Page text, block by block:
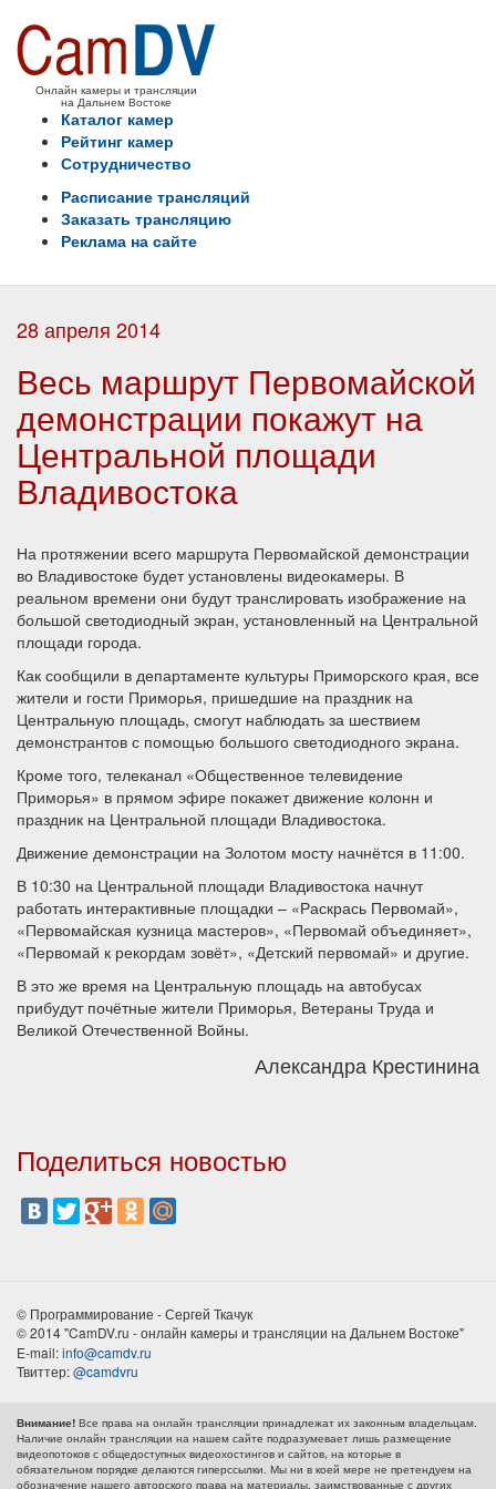
Онлайн камеры и трансляции
на Дальнем Востоке
Каталог камер
Рейтинг камер
Сотрудничество
Расписание трансляций
Заказать трансляцию
Реклама на сайте
28 апреля 2014
Весь маршрут Первомайской
демонстрации покажут на
Центральной площади
Владивостока
На протяжении всего маршрута Первомайской демонстрации
во Владивостоке будет установлены видеокамеры. В
реальном времени они будут транслировать изображение на
большой светодиодный экран, установленный на Центральной
площади города.
Как сообщили в департаменте культуры Приморского края, все
жители и гости Приморья, пришедшие на праздник на
Центральную площадь, смогут наблюдать за шествием
демонстрантов с помощью большого светодиодного экрана.
Кроме того, телеканал «Общественное телевидение
Приморья» в прямом эфире покажет движение колонн и
праздник на Центральной площади Владивостока.
Движение демонстрации на Золотом мосту начнётся в 11:00.
В 10:30 на Центральной площади Владивостока начнут
работать интерактивные площадки – «Раскрась Первомай»,
«Первомайская кузница мастеров», «Первомай объединяет»,
«Первомай к рекордам зовёт», «Детский первомай» и другие.
В это же время на Центральную площадь на автобусах
прибудут почётные жители Приморья, Ветераны Труда и
Великой Отечественной Войны.
Александра Крестинина
Поделиться новостью
© Программирование - Сергей Ткачук
© 2014 "CamDV.ru - онлайн камеры и трансляции на Дальнем Востоке"
E-mail:info@camdv.ru
Твиттер:@camdvru
Внимание! Все права на онлайн трансляции принадлежат их законным владельцам.
Наличие онлайн трансляции на нашем сайте подразумевает лишь размещение
видеопотоков с общедоступных видеохостингов и сайтов, на которые в
обязательном порядке делаются гиперссылки. Мы ни в коей мере не претендуем на
обозначение нашего авторского права на материалы, заимствованные с других